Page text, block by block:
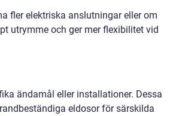
fler elektriska anslutningar eller om
utrymme och ger mer flexibilitet vid
ändamål eller installationer. Dessa
eldosor för särskilda